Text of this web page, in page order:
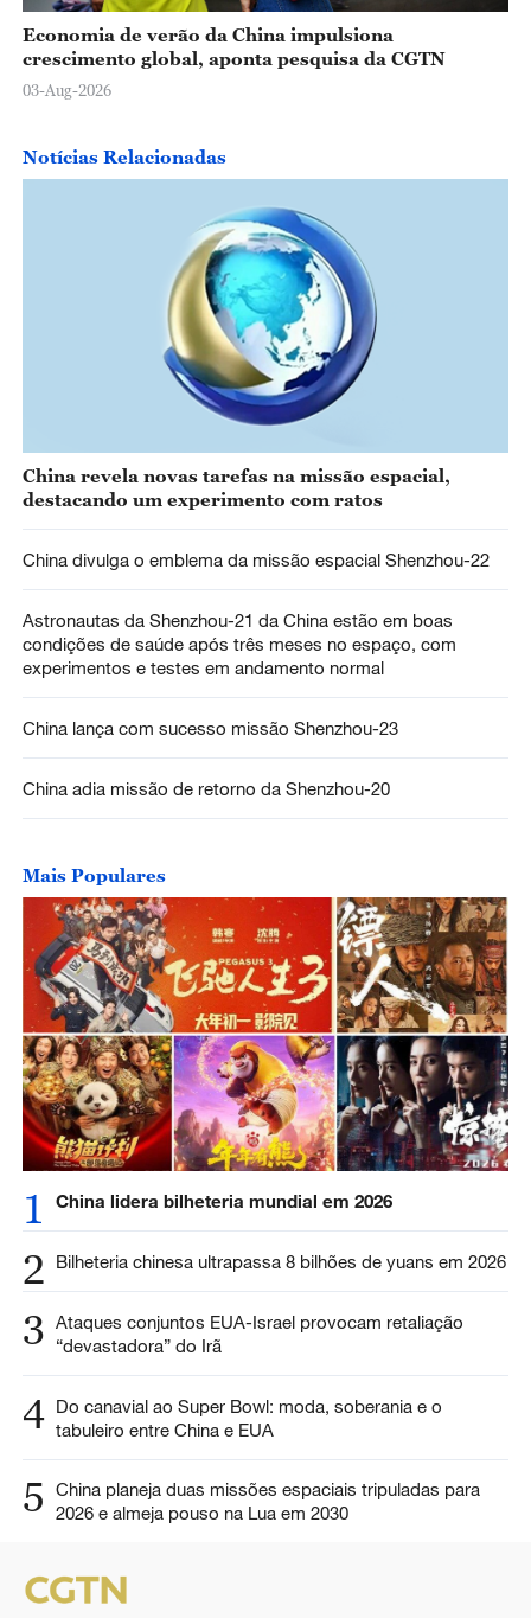
Economia de verão da China impulsiona
crescimento global, aponta pesquisa da CGTN
03-Aug-2026
Notícias Relacionadas
China revela novas tarefas na missão espacial,
destacando um experimento com ratos
China divulga o emblema da missão espacial Shenzhou-22
Astronautas da Shenzhou-21 da China estão em boas
condições de saúde após três meses no espaço, com
experimentos e testes em andamento normal
China lança com sucesso missão Shenzhou-23
China adia missão de retorno da Shenzhou-20
Mais Populares
1 China lidera bilheteria mundial em 2026
2 Bilheteria chinesa ultrapassa 8 bilhões de yuans em 2026
3 Ataques conjuntos EUA-Israel provocam retaliação
“devastadora” do Irã
4 Do canavial ao Super Bowl: moda, soberania e o
tabuleiro entre China e EUA
5
China planeja duas missões espaciais tripuladas para
2026 e almeja pouso na Lua em 2030